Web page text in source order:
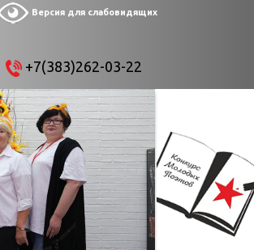
Версия для слабовидящих
+7(383)262-03-22